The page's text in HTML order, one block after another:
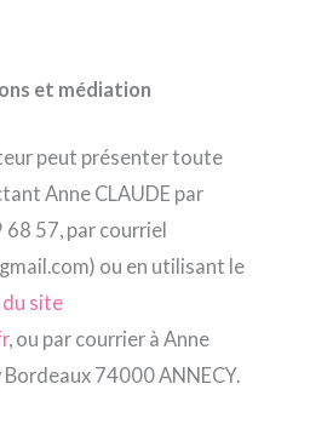
et médiation
peut présenter toute
Anne CLAUDE par
57, par courriel
ou en utilisant le
site
, ou par courrier à Anne
Bordeaux 74000 ANNECY.